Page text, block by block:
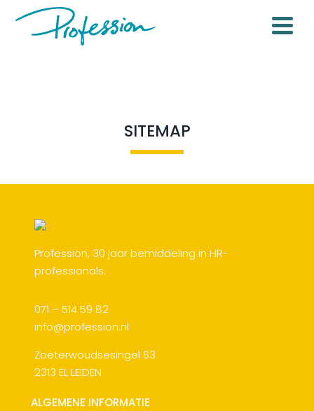
SITEMAP
Profession, 30 jaar bemiddeling in HR-
professionals.
071 – 514 59 82
info@profession.nl
Zoeterwoudsesingel 63
2313 EL LEIDEN
ALGEMENE INFORMATIE